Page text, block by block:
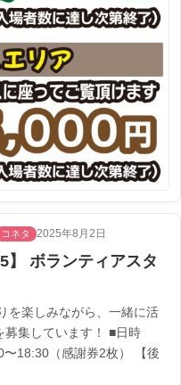
コネタ 2025年8月2日
】 ボランティアスタ
を楽しみながら、一緒に活
募集しています！ ■日時
18:30（感謝券2枚） 【後